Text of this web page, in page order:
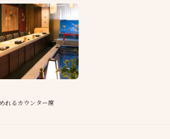
れるカウンター席